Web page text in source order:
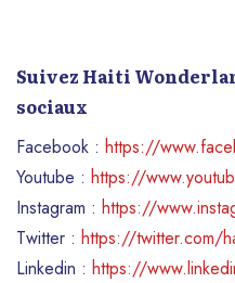
Suivez Haiti
sociaux
Facebook : https://
Youtube : https://
Instagram : https://
Twitter : https://twitter.com/
Linkedin : https://